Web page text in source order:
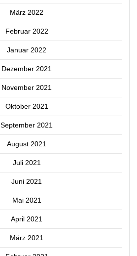
März 2022
Februar 2022
Januar 2022
Dezember 2021
November 2021
Oktober 2021
September 2021
August 2021
Juli 2021
Juni 2021
Mai 2021
April 2021
März 2021